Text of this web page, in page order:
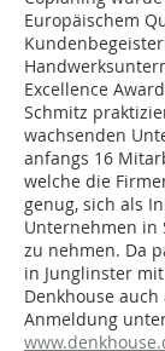
Europäischem
Excellence
Schmitz
wachsenden
anfangs 16
welche die
genug, sich als
Unternehmen in
zu nehmen. Da
in Junglinster
Denkhouse
Anmeldung